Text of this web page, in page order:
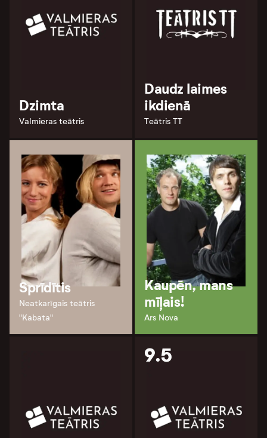
Dzimta
Valmieras teātris
Daudz laimes
ikdienā
Teātris TT
Sprīdītis
Neatkarīgais teātris
"Kabata"
Kaupēn, mans
mīļais!
Ars Nova
9.5